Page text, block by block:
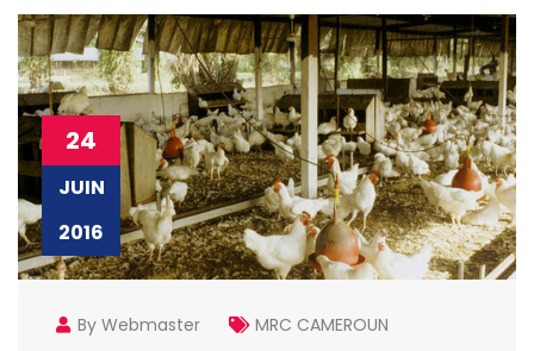
24
JUIN
2016
By Webmaster MRC CAMEROUN